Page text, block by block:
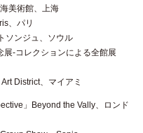
美術館、上海
、パリ
ソンジュ、ソウル
展-コレクションによる全館展
District、マイアミ
」Beyond the Vally、ロンド